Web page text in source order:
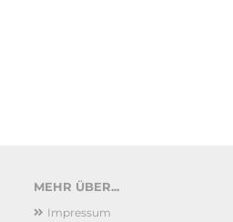
MEHR ÜBER...
Impressum